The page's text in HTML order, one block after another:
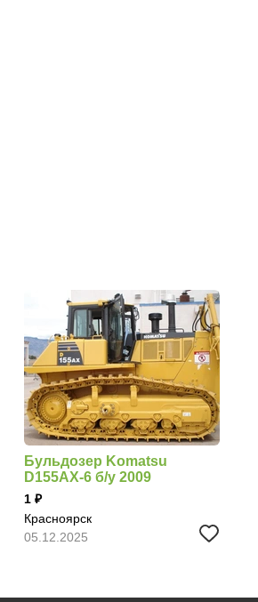
Бульдозер Komatsu
D155AX-6 б/у 2009
1
Красноярск
05.12.2025